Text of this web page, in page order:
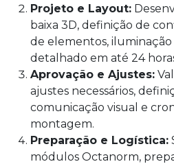
Projeto e Layout:
baixa 3D, definição de
de elementos,
detalhado em até 24
Aprovação e Ajustes:
ajustes necessários,
comunicação visual e
montagem.
Preparação e Logística:
módulos Octanorm,